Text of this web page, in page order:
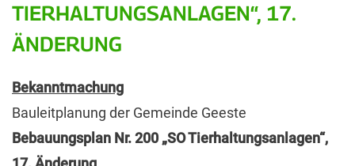
TIERHALTUNGSANLAGEN“, 17.
ÄNDERUNG
Bekanntmachung
Bauleitplanung der Gemeinde Geeste
Bebauungsplan Nr. 200 „SO Tierhaltungsanlagen“,